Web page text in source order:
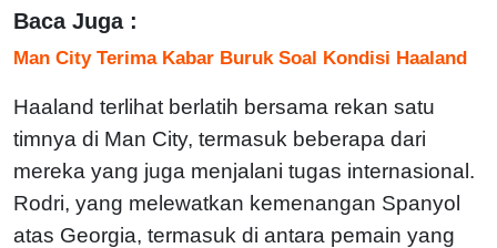
Baca Juga :
Man City Terima Kabar Buruk Soal Kondisi Haaland
Haaland terlihat berlatih bersama rekan satu
timnya di Man City, termasuk beberapa dari
mereka yang juga menjalani tugas internasional.
Rodri, yang melewatkan kemenangan Spanyol
atas Georgia, termasuk di antara pemain yang